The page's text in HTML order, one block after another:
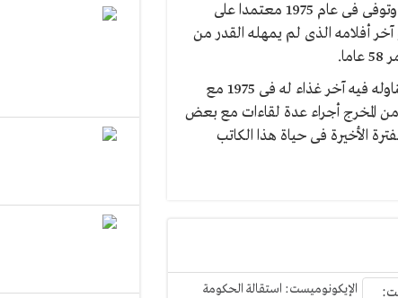
والمخرج السينمائى الايطالى الراحل «باولو – باسولينى» الذى ولد فى عام 1922 وتوفى فى عام 1975 معتمدا على
آخر أفلامه الذى لم يمهله القدر من
ويركز الفيلم على الفترة الأخيرة فى حياة «باسولينى» خاصة فى المطعم الذى تناوله فيه آخر غذاء له فى 1975 مع
من المخرج أجراء عدة لقاءات مع بعض
الأخيرة فى حياة هذا الكاتب
الإيكونوميست: استقالة الحكومة